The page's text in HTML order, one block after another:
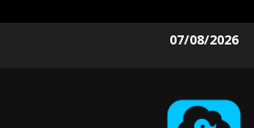
07/08/2026